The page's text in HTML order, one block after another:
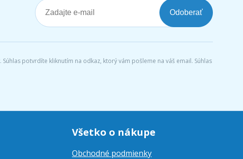
Odoberať
potvrdíte kliknutím na odkaz, ktorý vám pošleme na váš email. Súhlas
Všetko o nákupe
Obchodné podmienky